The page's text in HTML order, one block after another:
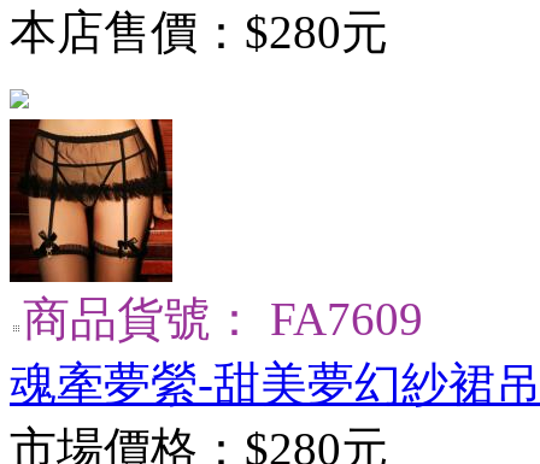
本店售價： $280元
商品貨號： FA7609
魂牽夢縈-甜美夢幻紗裙
市場價格： $280元